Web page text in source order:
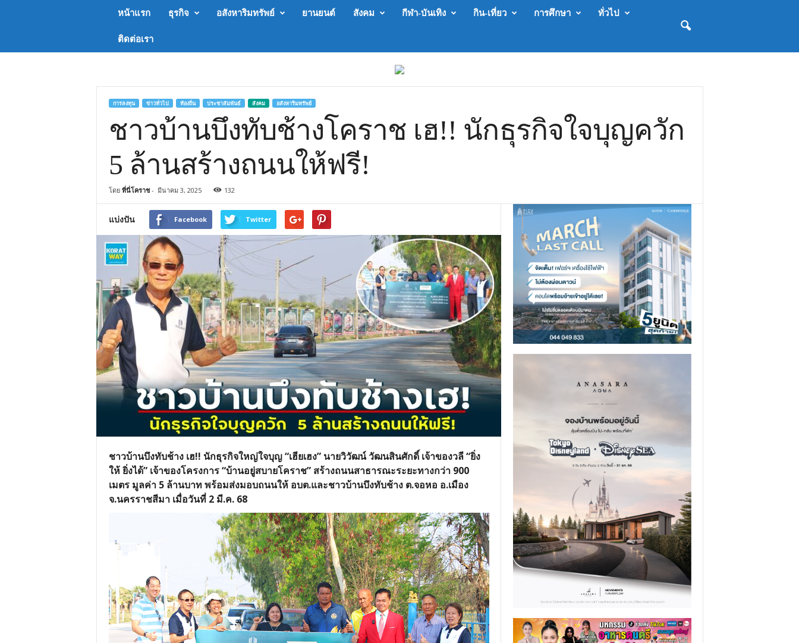
หน้าแรก ธุรกิจ อสังหาริมทรัพย์ ยานยนต์ สังคม กีฬา-บันเทิง กิน-เที่ยว การศึกษา ทั่วไป
ติดต่อเรา
การลงทุน ข่าวทั่วไป ท้องถิ่น ประชาสัมพันธ์ สังคม อสังหาริมทรัพย์
ชาวบ้านบึงทับช้างโคราช เฮ!! นักธุรกิจใจบุญควัก
5 ล้านสร้างถนนให้ฟรี!
โดย ที่นี่โคราช- มีนาคม 3, 2025 132
แบ่งปัน Facebook Twitter
ชาวบ้านบึงทับช้าง เฮ!! นักธุรกิจใหญ่ใจบุญ “เฮียเฮง” นายวิวัฒน์ วัฒนสินศักดิ์ เจ้าของวลี “ยิ่ง
ให้ ยิ่งได้” เจ้าของโครงการ “บ้านอยู่สบายโคราช” สร้างถนนสาธารณะระยะทางกว่า 900
เมตร มูลค่า 5 ล้านบาท พร้อมส่งมอบถนนให้ อบต.และชาวบ้านบึงทับช้าง ต.จอหอ อ.เมือง
จ.นครราชสีมา เมื่อวันที่ 2 มี.ค. 68